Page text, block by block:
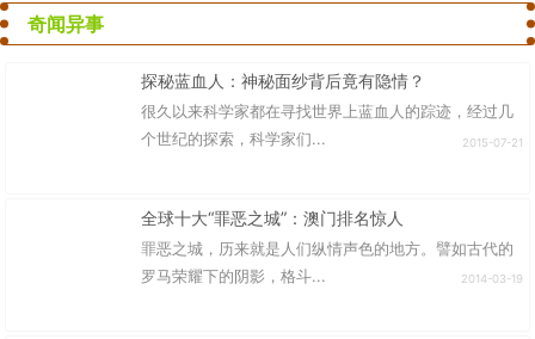
奇闻异事
探秘蓝血人：神秘面纱背后竟有隐情？
很久以来科学家都在寻找世界上蓝血人的踪迹，经过几
个世纪的探索，科学家们...
2015-07-21
全球十大“罪恶之城”：澳门排名惊人
罪恶之城，历来就是人们纵情声色的地方。譬如古代的
罗马荣耀下的阴影，格斗...
2014-03-19